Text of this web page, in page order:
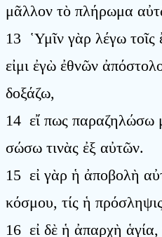
μᾶλλον τὸ πλήρωμα
13 ῾Υμῖν γὰρ λέγω τοῖς
εἰμι ἐγὼ ἐθνῶν
δοξάζω,
14 εἴ πως παραζηλώσω
σώσω τινὰς ἐξ αὐτῶν.
15 εἰ γὰρ ἡ ἀποβολὴ
κόσμου, τίς ἡ
16 εἰ δὲ ἡ ἀπαρχὴ ἁγία,